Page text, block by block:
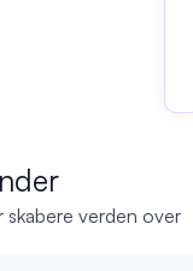
skabere verden over